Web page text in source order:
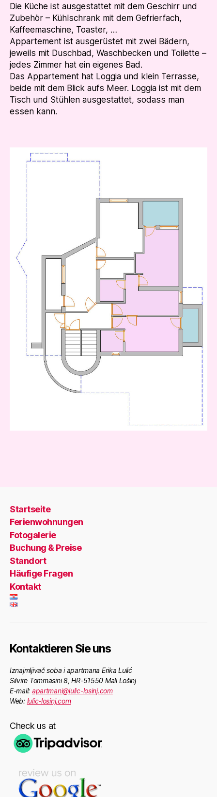
Die Küche ist ausgestattet mit dem Geschirr und
Zubehör – Kühlschrank mit dem Gefrierfach,
Kaffeemaschine, Toaster, …
Appartement ist ausgerüstet mit zwei Bädern,
jeweils mit Duschbad, Waschbecken und Toilette –
jedes Zimmer hat ein eigenes Bad.
Das Appartement hat Loggia und klein Terrasse,
beide mit dem Blick aufs Meer. Loggia ist mit dem
Tisch und Stühlen ausgestattet, sodass man
essen kann.
Startseite
Ferienwohnungen
Fotogalerie
Buchung & Preise
Standort
Häufige Fragen
Kontakt
Kontaktieren Sie uns
Iznajmljivač soba i apartmana Erika Lulić
Silvire Tommasini 8, HR-51550 Mali Lošinj
E-mail: apartmani@lulic-losinj.com
Web: lulic-losinj.com
Check us at